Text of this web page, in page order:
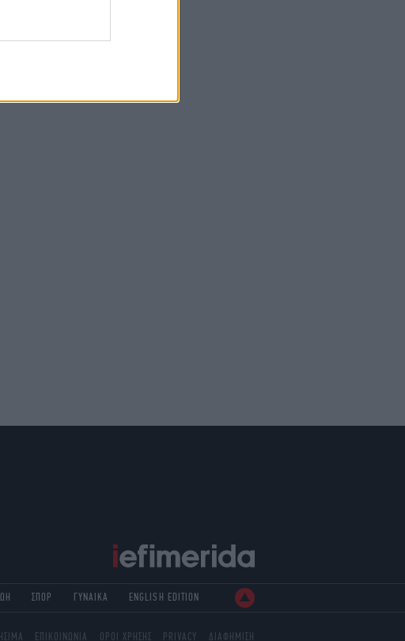
ΣΠΟΡ ΓΥΝΑΙΚΑ ENGLISH EDITION
ΕΠΙΚΟΙΝΩΝΙΑ ΟΡΟΙ ΧΡΗΣΗΣ PRIVACY ΔΙΑΦΗΜΙΣΗ